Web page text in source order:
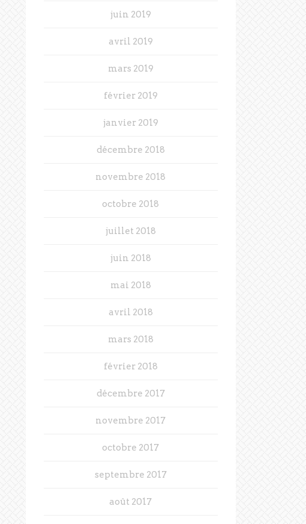
juin 2019
avril 2019
mars 2019
février 2019
janvier 2019
décembre 2018
novembre 2018
octobre 2018
juillet 2018
juin 2018
mai 2018
avril 2018
mars 2018
février 2018
décembre 2017
novembre 2017
octobre 2017
septembre 2017
août 2017